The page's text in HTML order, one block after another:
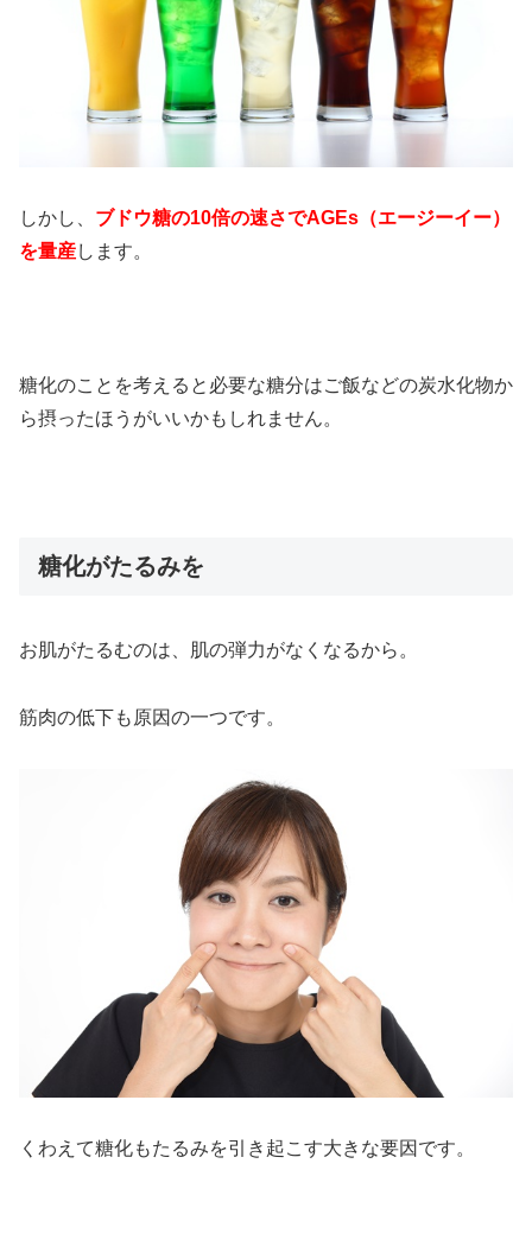
しかし、 ブドウ糖の10倍の速さでAGEs（エージーイー）
を量産します。
糖化のことを考えると必要な糖分はご飯などの炭水化物か
ら摂ったほうがいいかもしれません。
糖化がたるみを
お肌がたるむのは、肌の弾力がなくなるから。
筋肉の低下も原因の一つです。
くわえて糖化もたるみを引き起こす大きな要因です。